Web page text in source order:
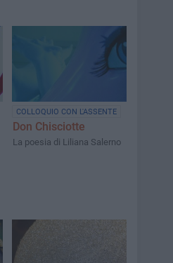
COLLOQUIO CON L'ASSENTE
Don Chisciotte
La poesia di Liliana Salerno